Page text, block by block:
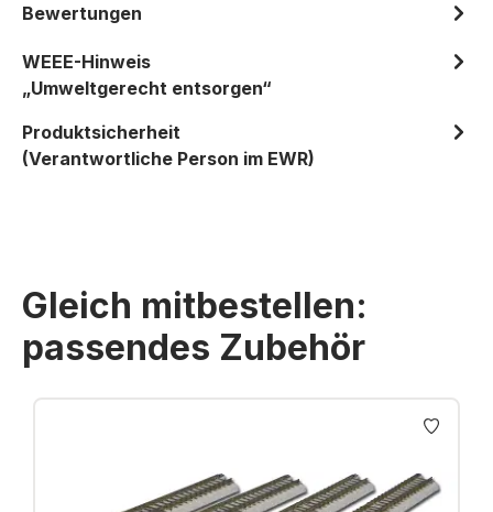
Bewertungen
WEEE-Hinweis
„Umweltgerecht entsorgen“
Produktsicherheit
(Verantwortliche Person im EWR)
Gleich mitbestellen:
passendes Zubehör
Produktgalerie überspringen